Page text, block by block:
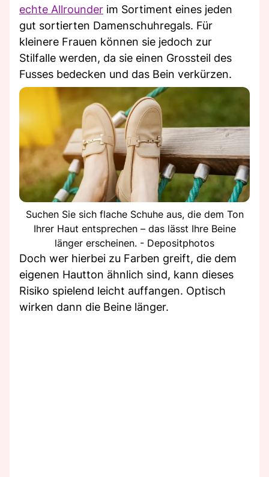
echte Allrounder im Sortiment eines jeden
gut sortierten Damenschuhregals. Für
kleinere Frauen können sie jedoch zur
Stilfalle werden, da sie einen Grossteil des
Fusses bedecken und das Bein verkürzen.
Suchen Sie sich flache Schuhe aus, die dem Ton
Ihrer Haut entsprechen – das lässt Ihre Beine
länger erscheinen. - Depositphotos
Doch wer hierbei zu Farben greift, die dem
eigenen Hautton ähnlich sind, kann dieses
Risiko spielend leicht auffangen. Optisch
wirken dann die Beine länger.